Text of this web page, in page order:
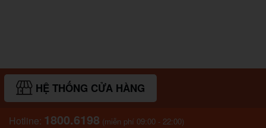
HỆ THỐNG CỬA HÀNG
Hotline: 1800.6198 (miễn phí 09:00 - 22:00)